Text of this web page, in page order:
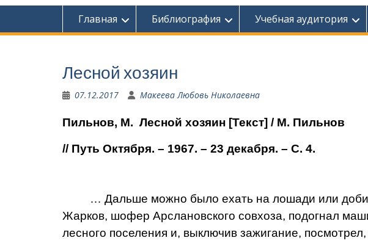
Главная Библиография Учебная аудитория
Лесной хозяин
07.12.2017 Макеева Любовь Николаевна
Пильнов, М. Лесной хозяин [Текст] / М. Пильнов
// Путь Октября. – 1967. – 23 декабря. – С. 4.
… Дальше можно было ехать на лошади или
Жарков, шофер Арслановского совхоза, подогнал
лесного поселения и, выклю­чив зажигание,